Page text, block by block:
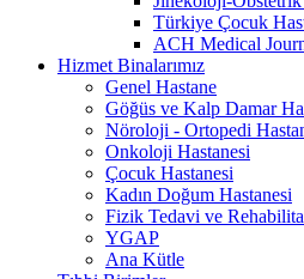
Türkiye Çocuk
ACH Medical
Hizmet Binalarımız
Genel Hastane
Göğüs ve Kalp Damar
Nöroloji - Ortopedi
Onkoloji Hastanesi
Çocuk Hastanesi
Kadın Doğum Hastanesi
Fizik Tedavi ve
YGAP
Ana Kütle